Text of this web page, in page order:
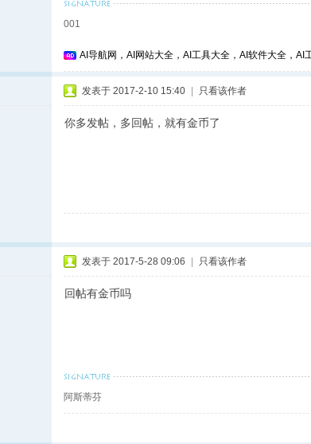
001
AI导航网，AI网站大全，AI工具大全，AI软件大全，
发表于 2017-2-10 15:40 只看该作者
你多发帖，多回帖，就有金币了
发表于 2017-5-28 09:06 只看该作者
回帖有金币吗
阿斯蒂芬